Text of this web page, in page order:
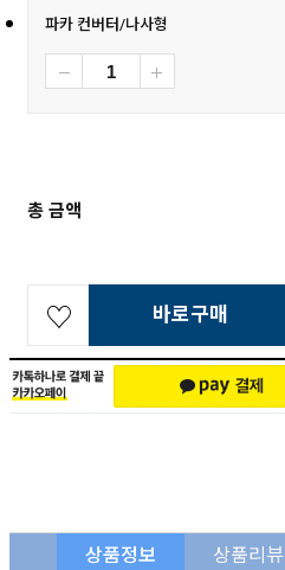
파카 컨버터/나사형
총 금액
바로구매
상품정보 상품리뷰